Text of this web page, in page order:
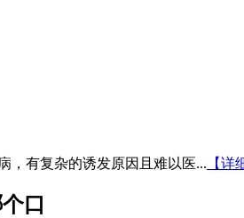
，有复杂的诱发原因且难以医... 【详
口